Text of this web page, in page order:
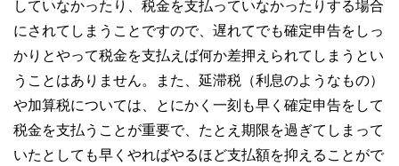
していなかったり、税金を支払っていなかったりする場合
にされてしまうことですので、遅れてでも確定申告をしっ
かりとやって税金を支払えば何か差押えられてしまうとい
うことはありません。また、延滞税（利息のようなもの）
や加算税については、とにかく一刻も早く確定申告をして
税金を支払うことが重要で、たとえ期限を過ぎてしまって
いたとしても早くやればやるほど支払額を抑えることがで